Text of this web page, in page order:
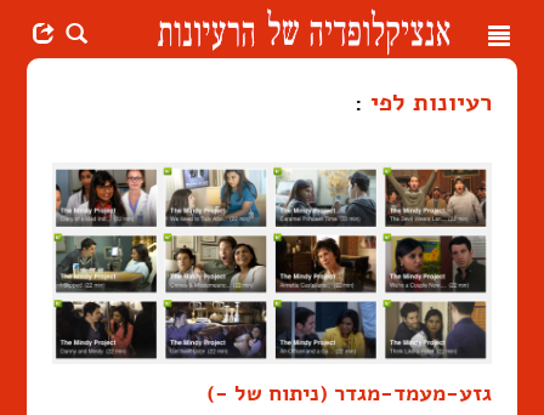
Toggle
רעיונות לפי :
גזע-מעמד-מגדר (ניתוח של -)